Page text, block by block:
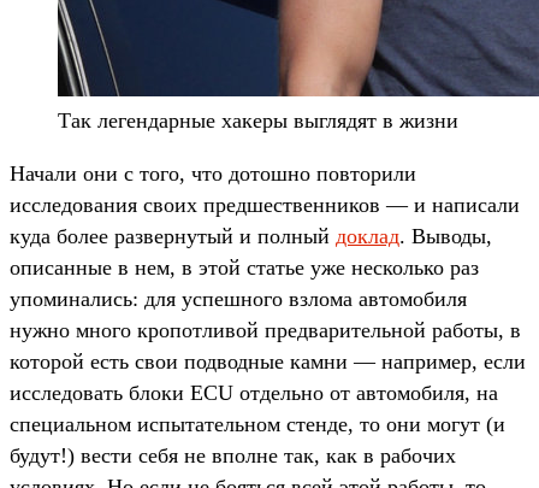
Так легендарные хакеры выглядят в жизни
Начали они с того, что дотошно повторили
исследования своих предшественников — и написали
куда более развернутый и полный доклад. Выводы,
описанные в нем, в этой статье уже несколько раз
упоминались: для успешного взлома автомобиля
нужно много кропотливой предварительной работы, в
которой есть свои подводные камни — например, если
исследовать блоки ECU отдельно от автомобиля, на
специальном испытательном стенде, то они могут (и
будут!) вести себя не вполне так, как в рабочих